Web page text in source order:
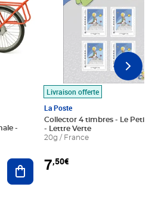
Ajouter au panier
Livraison offerte
La Poste
Collector 4 timbres - Le Petit
- Lettre Verte
20g / France
7,50€